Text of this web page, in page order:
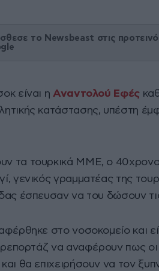
το Newsbeast στις
είναι η Αναντολού Εφές
κατάστασης, υπέστη
τα τουρκικά ΜΜΕ, ο
γενικός γραμματέας της
έσπευσαν να του δώσουν
στο νοσοκομείο και
να αναφέρουν πως οι
θα επιχειρήσουν να τον